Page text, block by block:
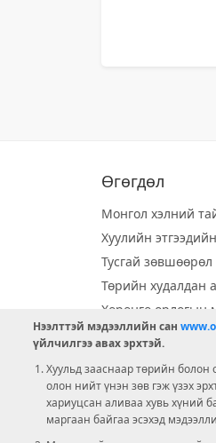
Өгөгдөл
Монгол хэлний
Хуулийн
Тусгай зөвшөөрөл
Төрийн худалдан
Хөрөнгө орлогын
Орон нутгийн
Ээлжит сонгууль
Ашигт малтмал
Нээлттэй мэдээллийн сан
үйлчилгээ авах эрхтэй.
Хуульд зааснаар төрийн болон
олон нийт үнэн зөв гэж үзэх
хариуцсан аливаа хувь хүний
маргаан байгаа эсэхэд